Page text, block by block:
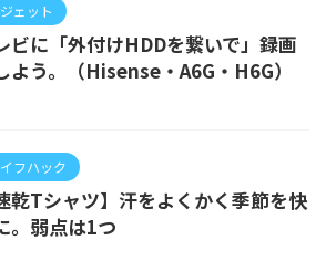
ェット
ビに「外付けHDDを繋いで」録画
よう。（Hisense・A6G・H6G）
フハック
乾Tシャツ】汗をよくかく季節を快
。弱点は1つ